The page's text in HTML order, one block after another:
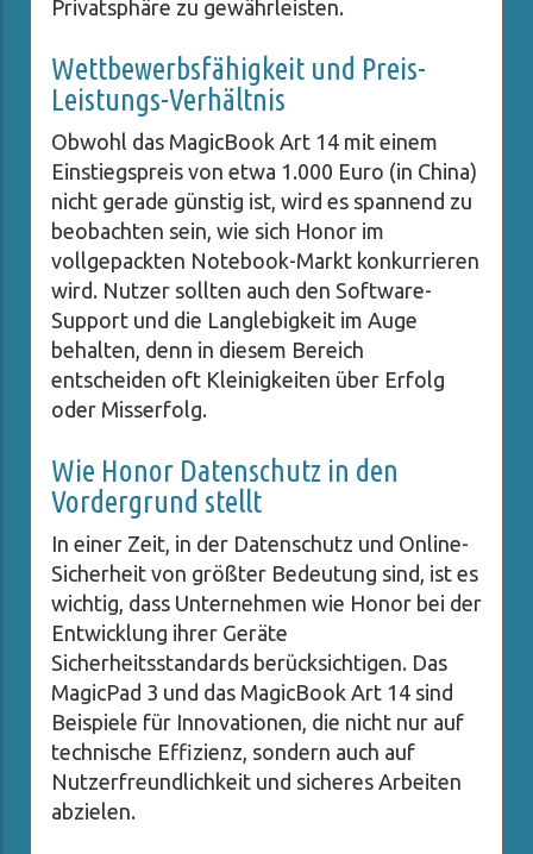
Privatsphäre zu gewährleisten.
Wettbewerbsfähigkeit und Preis-
Leistungs-Verhältnis
Obwohl das MagicBook Art 14 mit einem
Einstiegspreis von etwa 1.000 Euro (in China)
nicht gerade günstig ist, wird es spannend zu
beobachten sein, wie sich Honor im
vollgepackten Notebook-Markt konkurrieren
wird. Nutzer sollten auch den Software-
Support und die Langlebigkeit im Auge
behalten, denn in diesem Bereich
entscheiden oft Kleinigkeiten über Erfolg
oder Misserfolg.
Wie Honor Datenschutz in den
Vordergrund stellt
In einer Zeit, in der Datenschutz und Online-
Sicherheit von größter Bedeutung sind, ist es
wichtig, dass Unternehmen wie Honor bei der
Entwicklung ihrer Geräte
Sicherheitsstandards berücksichtigen. Das
MagicPad 3 und das MagicBook Art 14 sind
Beispiele für Innovationen, die nicht nur auf
technische Effizienz, sondern auch auf
Nutzerfreundlichkeit und sicheres Arbeiten
abzielen.